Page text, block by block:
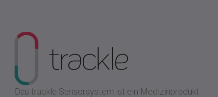
Das trackle Sensorsystem ist ein Medizinprodukt